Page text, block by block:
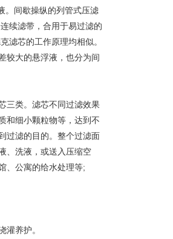
。间歇操纵的列管式压滤
续滤带，合用于易过滤的
滤芯的工作原理均相似。
较大的悬浮液，也分为间
三类。滤芯不同过滤效果
和细小颗粒物等，达到不
过滤的目的。整个过滤面
、洗液，或送入压缩空
、公寓的给水处理等;
灌养护。